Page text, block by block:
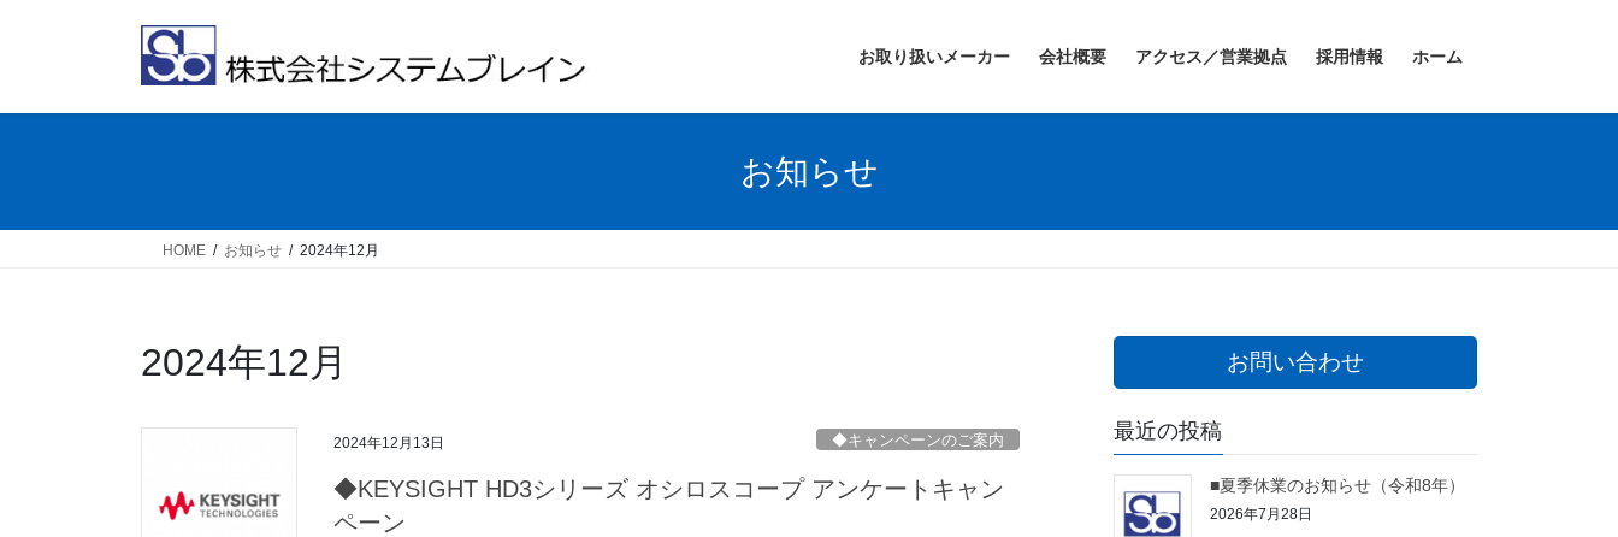
お取り扱いメーカー 会社概要 アクセス／営業拠点 採用情報 ホーム
お知らせ
HOME お知らせ 2024年12月
2024年12月
2024年12月13日 ◆キャンペーンのご案内
◆KEYSIGHT HD3シリーズ オシロスコープ アンケートキャン
ペーン
お問い合わせ
最近の投稿
■夏季休業のお知らせ（令和8年）
2026年7月28日